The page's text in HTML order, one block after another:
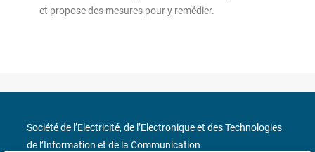
et propose des mesures pour y remédier.
Société de l’Electricité, de l’Electronique et des Technologies
de l’Information et de la Communication